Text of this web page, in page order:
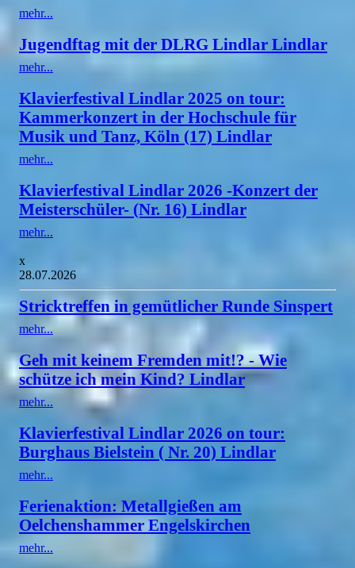
mehr...
Jugendftag mit der DLRG Lindlar Lindlar
mehr...
Klavierfestival Lindlar 2025 on tour:
Kammerkonzert in der Hochschule für
Musik und Tanz, Köln (17) Lindlar
mehr...
Klavierfestival Lindlar 2026 -Konzert der
Meisterschüler- (Nr. 16) Lindlar
mehr...
x
28.07.2026
Stricktreffen in gemütlicher Runde Sinspert
mehr...
Geh mit keinem Fremden mit!? - Wie
schütze ich mein Kind? Lindlar
mehr...
Klavierfestival Lindlar 2026 on tour:
Burghaus Bielstein ( Nr. 20) Lindlar
mehr...
Ferienaktion: Metallgießen am
Oelchenshammer Engelskirchen
mehr...